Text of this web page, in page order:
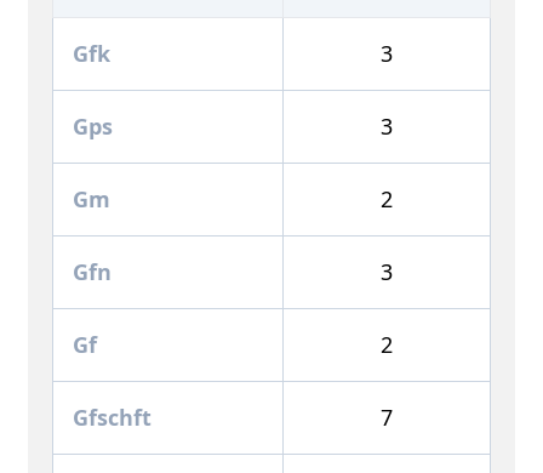
Gfk 3
Gps 3
Gm 2
Gfn 3
Gf 2
Gfschft 7